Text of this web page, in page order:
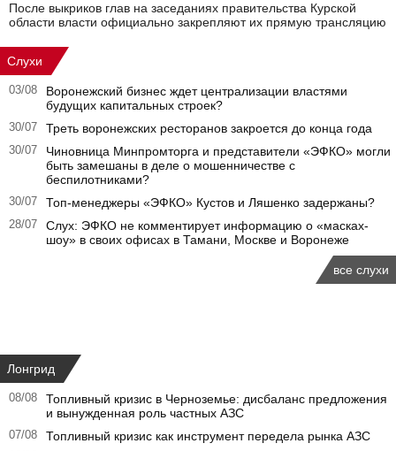
После выкриков глав на заседаниях правительства Курской
области власти официально закрепляют их прямую трансляцию
Слухи
03/08
Воронежский бизнес ждет централизации властями
будущих капитальных строек?
30/07 Треть воронежских ресторанов закроется до конца года
30/07
Чиновница Минпромторга и представители «ЭФКО» могли
быть замешаны в деле о мошенничестве с
беспилотниками?
30/07 Топ-менеджеры «ЭФКО» Кустов и Ляшенко задержаны?
28/07
Слух: ЭФКО не комментирует информацию о «масках-
шоу» в своих офисах в Тамани, Москве и Воронеже
все слухи
Лонгрид
08/08
Топливный кризис в Черноземье: дисбаланс предложения
и вынужденная роль частных АЗС
07/08 Топливный кризис как инструмент передела рынка АЗС